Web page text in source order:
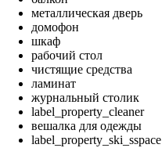
металлическая дверь
домофон
шкаф
рабочий стол
чистящие средства
ламинат
журнальный столик
label_property_cleaner
вешалка для одежды
label_property_ski_sspace